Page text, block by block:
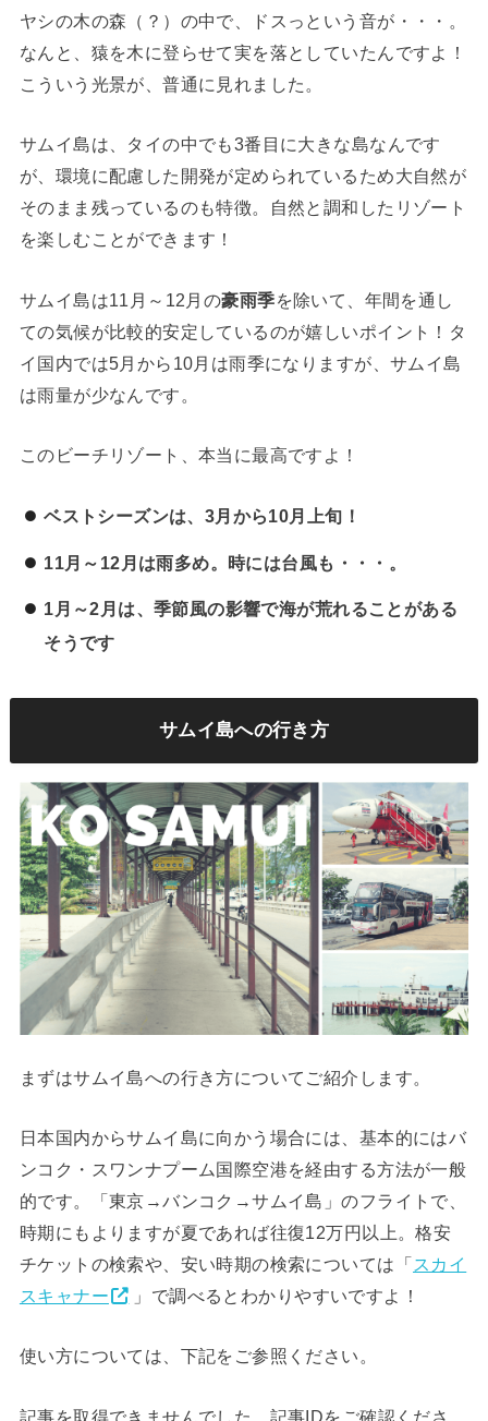
ヤシの木の森（？）の中で、ドスっという音が・・・。
なんと、猿を木に登らせて実を落としていたんですよ！
こういう光景が、普通に見れました。
サムイ島は、タイの中でも3番目に大きな島なんです
が、環境に配慮した開発が定められているため大自然が
そのまま残っているのも特徴。自然と調和したリゾート
を楽しむことができます！
サムイ島は11月～12月の豪雨季を除いて、年間を通し
ての気候が比較的安定しているのが嬉しいポイント！タ
イ国内では5月から10月は雨季になりますが、サムイ島
は雨量が少なんです。
このビーチリゾート、本当に最高ですよ！
ベストシーズンは、3月から10月上旬！
11月～12月は雨多め。時には台風も・・・。
1月～2月は、季節風の影響で海が荒れることがある
そうです
サムイ島への行き方
まずはサムイ島への行き方についてご紹介します。
日本国内からサムイ島に向かう場合には、基本的にはバ
ンコク・スワンナプーム国際空港を経由する方法が一般
的です。「東京→バンコク→サムイ島」のフライトで、
時期にもよりますが夏であれば往復12万円以上。格安
チケットの検索や、安い時期の検索については「スカイ
スキャナー
」で調べるとわかりやすいですよ！
使い方については、下記をご参照ください。
記事を取得できませんでした。記事IDをご確認くださ